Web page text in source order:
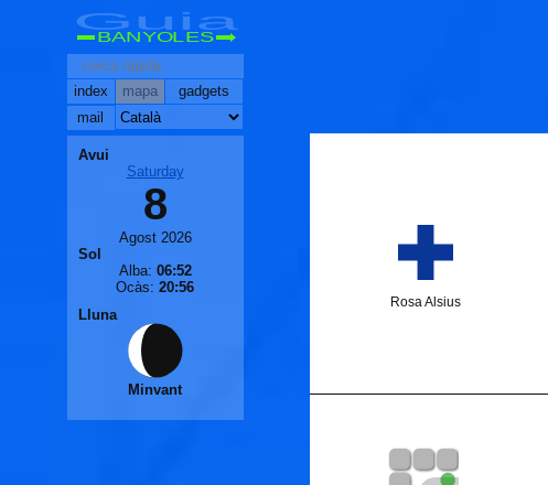
Rosa Alsius
Guia
BANYOLES
index mapa
gadgets
mail
Avui
Saturday
8
Agost 2026
Sol
Alba: 06:52
Ocàs: 20:56
Lluna
Minvant